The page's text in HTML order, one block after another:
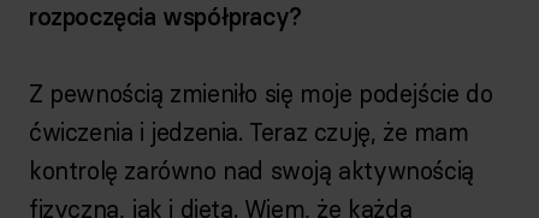
rozpoczęcia współpracy?
Z pewnością zmieniło się moje podejście do
ćwiczenia i jedzenia. Teraz czuję, że mam
kontrolę zarówno nad swoją aktywnością
fizyczną, jak i dietą. Wiem, że każda